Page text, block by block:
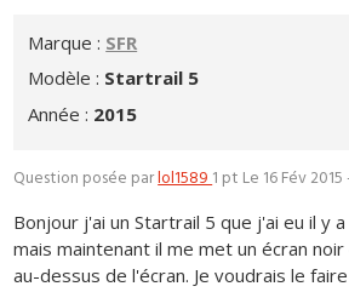
Marque : SFR
Modèle : Startrail 5
Année : 2015
Question posée parlol15891 pt Le 16 Fév
Bonjour j'ai un Startrail 5 que j'ai eu il y
mais maintenant il me met un écran
au-dessus de l'écran. Je voudrais le